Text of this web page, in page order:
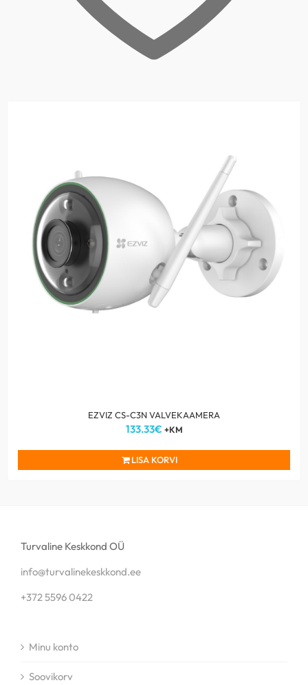
EZVIZ CS-C3N VALVEKAAMERA
133.33€ +KM
LISA KORVI
Turvaline Keskkond OÜ
info@turvalinekeskkond.ee
+372 5596 0422
Minu konto
Soovikorv